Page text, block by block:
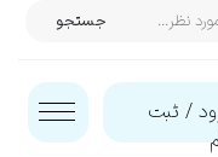
/ ثبت
جستجو